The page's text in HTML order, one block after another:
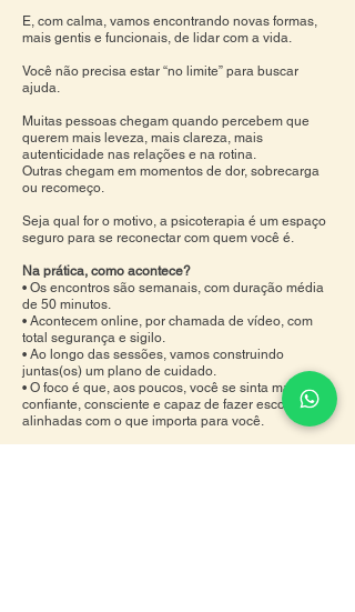
E, com calma, vamos encontrando novas formas,
mais gentis e funcionais, de lidar com a vida.
Você não precisa estar “no limite” para buscar
ajuda.
Muitas pessoas chegam quando percebem que
querem mais leveza, mais clareza, mais
autenticidade nas relações e na rotina.
Outras chegam em momentos de dor, sobrecarga
ou recomeço.
Seja qual for o motivo, a psicoterapia é um espaço
seguro para se reconectar com quem você é.
Na prática, como acontece?
• Os encontros são semanais, com duração média
de 50 minutos.
• Acontecem online, por chamada de vídeo, com
total segurança e sigilo.
• Ao longo das sessões, vamos construindo
juntas(os) um plano de cuidado.
• O foco é que, aos poucos, você se sinta mais
confiante, consciente e capaz de fazer escolhas
alinhadas com o que importa para você.